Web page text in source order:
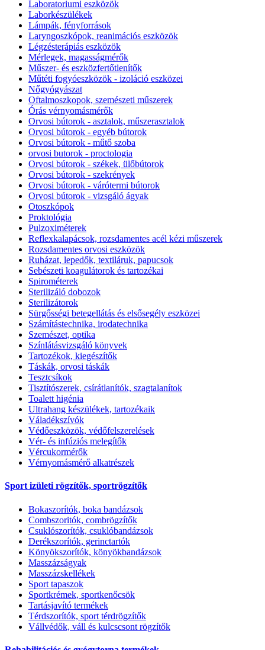
Laboratoriumi eszközök
Laborkészülékek
Lámpák, fényforrások
Laryngoszkópok, reanimációs eszközök
Légzésterápiás eszközök
Mérlegek, magasságmérők
Műszer- és eszközfertőtlenítők
Műtéti fogyóeszközök - izoláció eszközei
Nőgyógyászat
Oftalmoszkopok, szemészeti műszerek
Órás vérnyomásmérők
Orvosi bútorok - asztalok, műszerasztalok
Orvosi bútorok - egyéb bútorok
Orvosi bútorok - műtő szoba
orvosi butorok - proctologia
Orvosi bútorok - székek, ülőbútorok
Orvosi bútorok - szekrények
Orvosi bútorok - várótermi bútorok
Orvosi bútorok - vizsgáló ágyak
Otoszkópok
Proktológia
Pulzoximéterek
Reflexkalapácsok, rozsdamentes acél kézi műszerek
Rozsdamentes orvosi eszközök
Ruházat, lepedők, textiláruk, papucsok
Sebészeti koagulátorok és tartozékai
Spirométerek
Sterilizáló dobozok
Sterilizátorok
Sürgősségi betegellátás és elsősegély eszközei
Számítástechnika, irodatechnika
Szemészet, optika
Színlátásvizsgáló könyvek
Tartozékok, kiegészítők
Táskák, orvosi táskák
Tesztcsíkok
Tisztítószerek, csírátlanítók, szagtalanítok
Toalett higénia
Ultrahang készülékek, tartozékaik
Váladékszívók
Védőeszközök, védőfelszerelések
Vér- és infúziós melegítők
Vércukormérők
Vérnyomásmérő alkatrészek
Sport izületi rögzítők, sportrögzítők
Bokaszorítók, boka bandázsok
Combszoritók, combrögzítők
Csuklószorítók, csuklóbandázsok
Derékszorítók, gerinctartók
Könyökszorítók, könyökbandázsok
Masszázságyak
Masszázskellékek
Sport tapaszok
Sportkrémek, sportkenőcsök
Tartásjavító termékek
Térdszorítók, sport térdrögzítők
Vállvédők, váll és kulcscsont rögzítők